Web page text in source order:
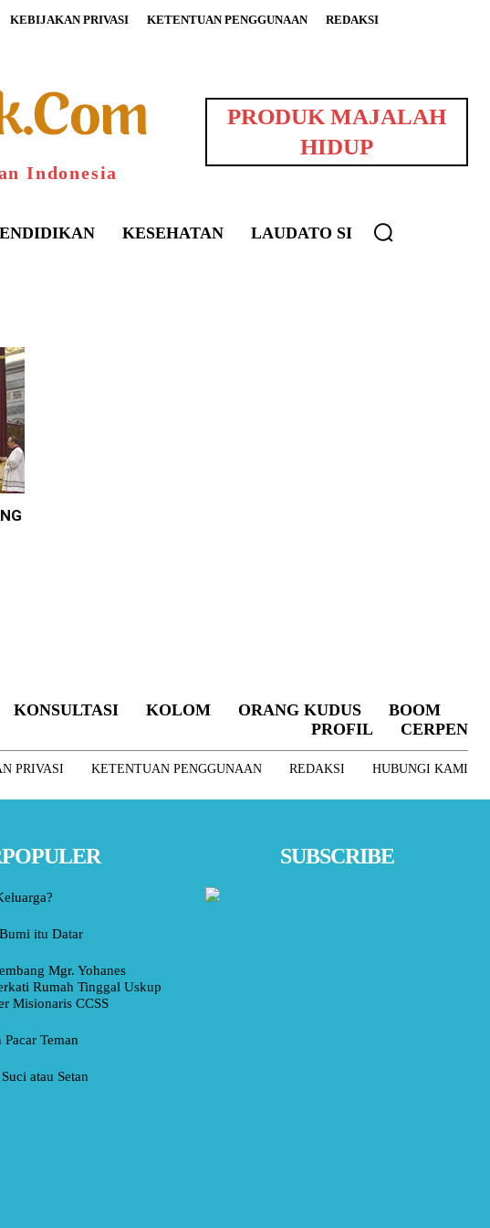
KEBIJAKAN PRIVASI KETENTUAN PENGGUNAAN
REDAKSI
Indonesia
PRODUK MAJALAH
HIDUP
KESEHATAN LAUDATO SI
KONSULTASI KOLOM ORANG KUDUS
BOOM
PROFIL
CERPEN
PRIVASI KETENTUAN PENGGUNAAN REDAKSI HUBUNGI KAMI
itu Datar
Mgr. Yohanes
Rumah Tinggal Uskup
Misionaris CCSS
Teman
atau Setan
SUBSCRIBE